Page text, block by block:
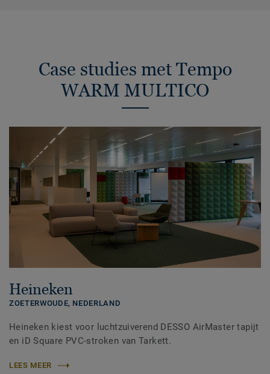
Case studies met Tempo
WARM MULTICO
Heineken
ZOETERWOUDE, NEDERLAND
Heineken kiest voor luchtzuiverend DESSO AirMaster tapijt
en iD Square PVC-stroken van Tarkett.
LEES MEER